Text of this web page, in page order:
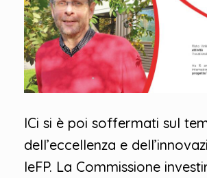
ICi si è poi soffermati sul
dell’eccellenza e
IeFP. La Commissione